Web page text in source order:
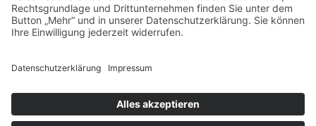
Landesvereinigung für Gesundheitsförderung
Mecklenburg-Vorpommern e. V.
19053 Schwerin
0385 2007 386 0